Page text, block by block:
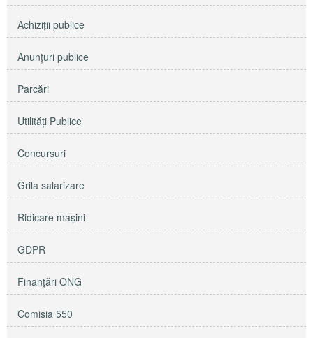
Achiziţii publice
Anunţuri publice
Parcări
Utilităţi Publice
Concursuri
Grila salarizare
Ridicare maşini
GDPR
Finanțări ONG
Comisia 550